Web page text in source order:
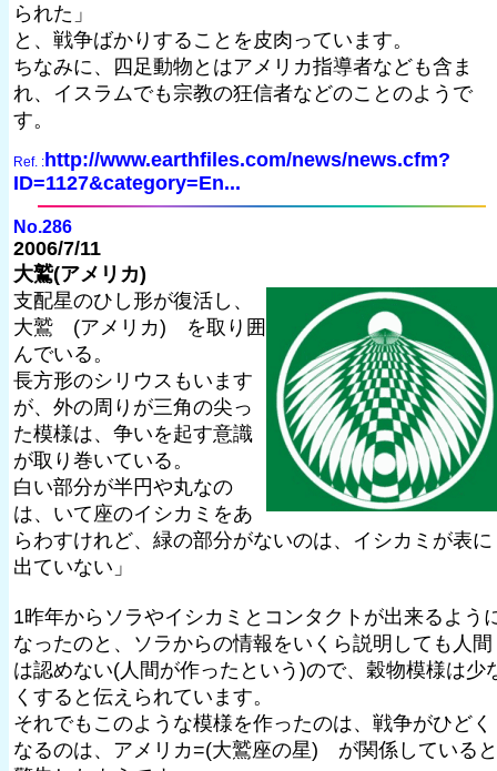
られた」
と、戦争ばかりすることを皮肉っています。
ちなみに、四足動物とはアメリカ指導者なども含ま
れ、イスラムでも宗教の狂信者などのことのようで
す。
Ref. : http://www.earthfiles.com/news/news.cfm?
ID=1127&category=En...
No.286
2006/7/11
大鷲(アメリカ)
支配星のひし形が復活し、
大鷲 (アメリカ) を取り囲
んでいる。
長方形のシリウスもいます
が、外の周りが三角の尖っ
た模様は、争いを起す意識
が取り巻いている。
白い部分が半円や丸なの
は、いて座のイシカミをあ
らわすけれど、緑の部分がないのは、イシカミが表に
出ていない」
1昨年からソラやイシカミとコンタクトが出来るよう
なったのと、ソラからの情報をいくら説明しても人間
は認めない(人間が作ったという)ので、穀物模様は少
くすると伝えられています。
それでもこのような模様を作ったのは、戦争がひどく
なるのは、アメリカ=(大鷲座の星) が関係していると